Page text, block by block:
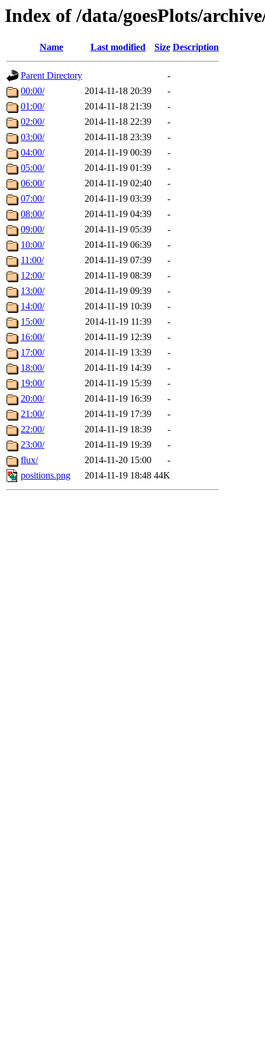
Index of /data/goesPlots/
Name Last modified Size Description
Parent Directory
-
00:00/
2014-11-18 20:39
-
01:00/
2014-11-18 21:39
-
02:00/
2014-11-18 22:39
-
03:00/
2014-11-18 23:39
-
04:00/
2014-11-19 00:39
-
05:00/
2014-11-19 01:39
-
06:00/
2014-11-19 02:40
-
07:00/
2014-11-19 03:39
-
08:00/
2014-11-19 04:39
-
09:00/
2014-11-19 05:39
-
10:00/
2014-11-19 06:39
-
11:00/
2014-11-19 07:39
-
12:00/
2014-11-19 08:39
-
13:00/
2014-11-19 09:39
-
14:00/
2014-11-19 10:39
-
15:00/
2014-11-19 11:39
-
16:00/
2014-11-19 12:39
-
17:00/
2014-11-19 13:39
-
18:00/
2014-11-19 14:39
-
19:00/
2014-11-19 15:39
-
20:00/
2014-11-19 16:39
-
21:00/
2014-11-19 17:39
-
22:00/
2014-11-19 18:39
-
23:00/
2014-11-19 19:39
-
flux/
2014-11-20 15:00
-
positions.png
2014-11-19 18:48 44K